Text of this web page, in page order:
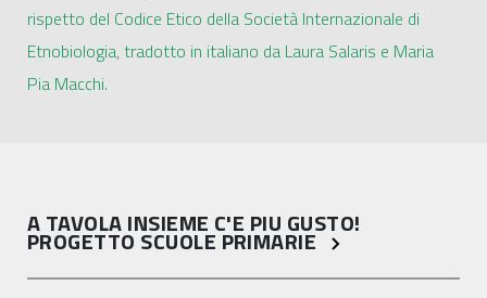
rispetto del Codice Etico della Società Internazionale di
Etnobiologia, tradotto in italiano da Laura Salaris e Maria
Pia Macchi.
A TAVOLA INSIEME C'E PIU GUSTO!
PROGETTO SCUOLE PRIMARIE